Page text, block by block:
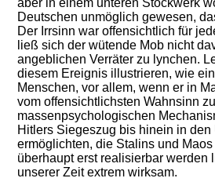
aber in einem unteren Stockwerk
Deutschen unmöglich gewesen,
Der Irrsinn war offensichtlich für
ließ sich der wütende Mob nicht
angeblichen Verräter zu lynchen.
diesem Ereignis illustrieren, wie
Menschen, vor allem, wenn er in
vom offensichtlichsten Wahnsinn
massenpsychologischen
Hitlers Siegeszug bis hinein in den
ermöglichten, die Stalins und
überhaupt erst realisierbar werden
unserer Zeit extrem wirksam.